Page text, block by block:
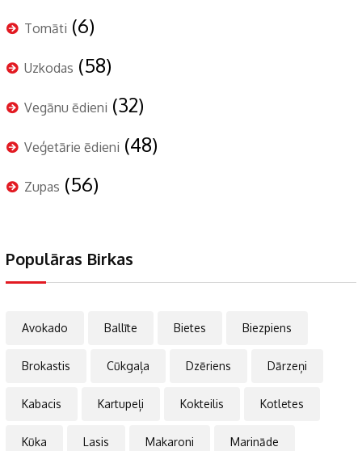
Tomāti (6)
Uzkodas (58)
Vegānu ēdieni (32)
Veģetārie ēdieni (48)
Zupas (56)
Populāras Birkas
Avokado Ballīte Bietes Biezpiens
Brokastis Cūkgaļa Dzēriens Dārzeņi
Kabacis Kartupeļi Kokteilis Kotletes
Kūka Lasis Makaroni Marināde